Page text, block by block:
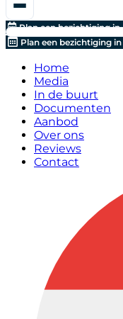
Plan een bezichtiging in
Plan een bezichtiging in
Home
Media
In de buurt
Documenten
Aanbod
Over ons
Reviews
Contact